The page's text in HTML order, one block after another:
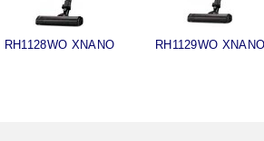
RH1128WO XNANO RH1129WO XNANO